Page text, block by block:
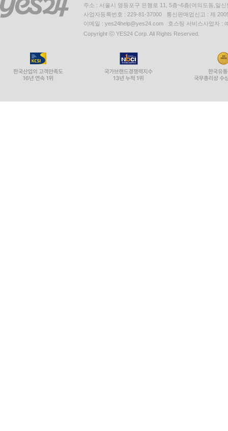
주소 : 서울시 영등포구 은행로 11, 5층~6층(여의도동,일신
사업자등록번호 : 229-81-37000 통신판매업신고 : 제
이메일 : yes24help@yes24.com 호스팅 서비스사업자 :
Copyright ⓒ YES24 Corp. All Rights Reserved.